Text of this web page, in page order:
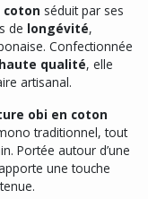
coton séduit par ses
de longévité,
Confectionnée
qualité, elle
artisanal.
obi en coton
traditionnel, tout
Portée autour d’une
une touche